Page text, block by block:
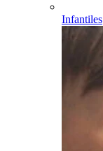
Infantiles